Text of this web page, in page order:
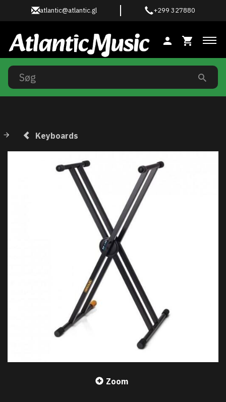
atlantic@atlantic.gl +299 327880
Keyboards
Zoom